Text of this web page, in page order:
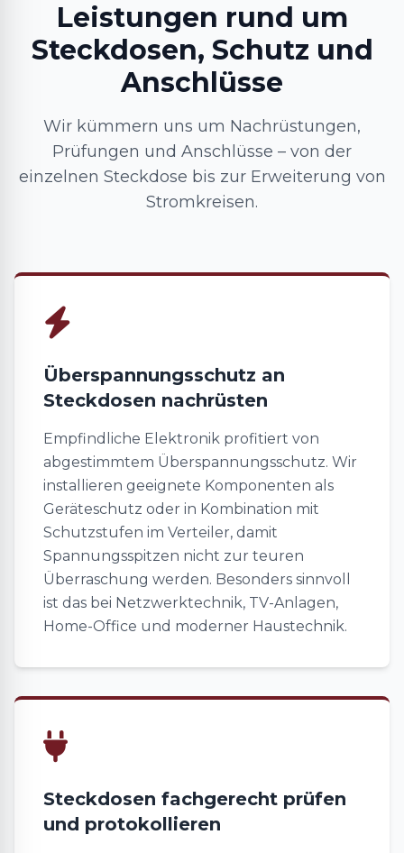
Leistungen rund um
Steckdosen, Schutz und
Anschlüsse
Wir kümmern uns um Nachrüstungen,
Prüfungen und Anschlüsse – von der
einzelnen Steckdose bis zur Erweiterung von
Stromkreisen.
Überspannungsschutz an
Steckdosen nachrüsten
Empfindliche Elektronik profitiert von
abgestimmtem Überspannungsschutz. Wir
installieren geeignete Komponenten als
Geräteschutz oder in Kombination mit
Schutzstufen im Verteiler, damit
Spannungsspitzen nicht zur teuren
Überraschung werden. Besonders sinnvoll
ist das bei Netzwerktechnik, TV-Anlagen,
Home-Office und moderner Haustechnik.
Steckdosen fachgerecht prüfen
und protokollieren